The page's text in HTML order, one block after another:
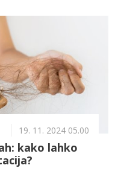
19. 11. 2024 05.00
kako lahko